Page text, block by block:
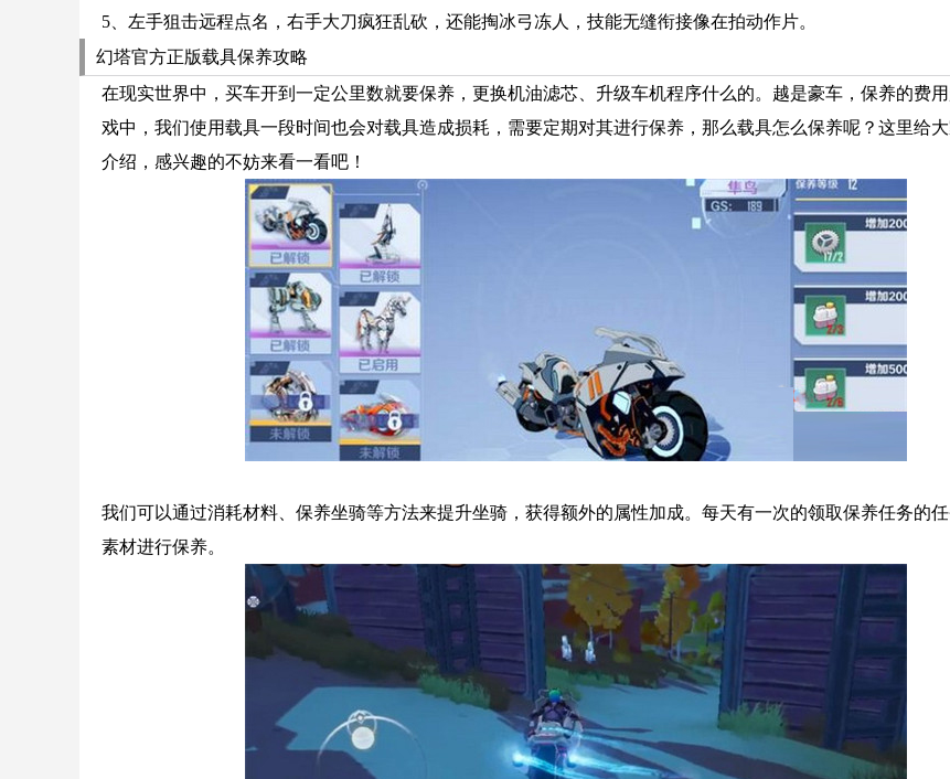
5、左手狙击远程点名，右手大刀疯狂乱砍，还能掏冰弓冻人，技能无缝衔接像在拍动作片。
幻塔官方正版载具保养攻略
在现实世界中，买车开到一定公里数就要保养，更换机油滤芯、升级车机程序什么的。越是豪车，保养的费
戏中，我们使用载具一段时间也会对载具造成损耗，需要定期对其进行保养，那么载具怎么保养呢？这里给
介绍，感兴趣的不妨来看一看吧！
我们可以通过消耗材料、保养坐骑等方法来提升坐骑，获得额外的属性加成。每天有一次的领取保养任务的
素材进行保养。